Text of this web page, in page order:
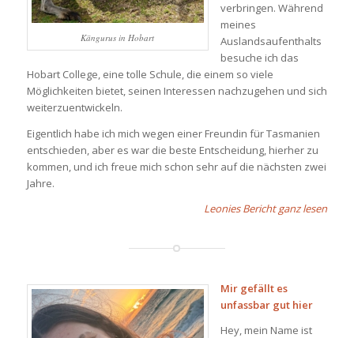
Kängurus in Hobart
verbringen. Während
meines
Auslandsaufenthalts
besuche ich das
Hobart College, eine tolle Schule, die einem so viele
Möglichkeiten bietet, seinen Interessen nachzugehen und sich
weiterzuentwickeln.
Eigentlich habe ich mich wegen einer Freundin für Tasmanien
entschieden, aber es war die beste Entscheidung, hierher zu
kommen, und ich freue mich schon sehr auf die nächsten zwei
Jahre.
Leonies Bericht ganz lesen
Mir gefällt es
unfassbar gut hier
Hey, mein Name ist